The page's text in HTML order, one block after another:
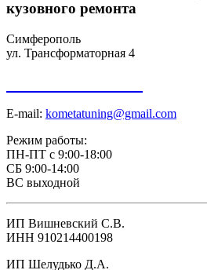
кузовного ремонта
Симферополь
ул. Трансформаторная 4
E-mail: kometatuning@gmail.com
Режим работы:
ПН-ПТ с 9:00-18:00
СБ 9:00-14:00
ВС выходной
ИП Вишневский С.В.
ИНН 910214400198
ИП Шелудько Д.А.